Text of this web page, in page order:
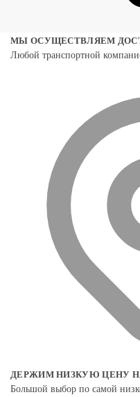
МЫ ОСУЩЕСТВЛЯЕМ
Любой транспортной
ДЕРЖИМ НИЗКУЮ ЦЕНУ
Большой выбор по самой